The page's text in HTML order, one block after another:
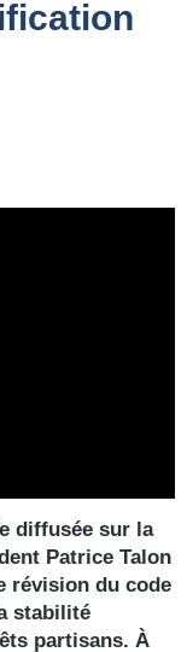
diffusée sur la
Patrice Talon
révision du code
stabilité
partisans. À